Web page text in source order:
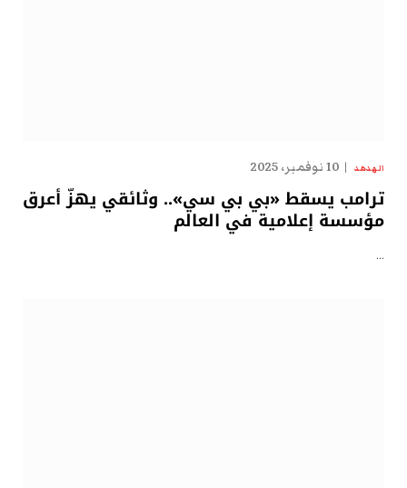
الهدهد 10 نوفمبر، 2025
ترامب يسقط «بي بي سي».. وثائقي يهزّ أعرق
مؤسسة إعلامية في العالم
…